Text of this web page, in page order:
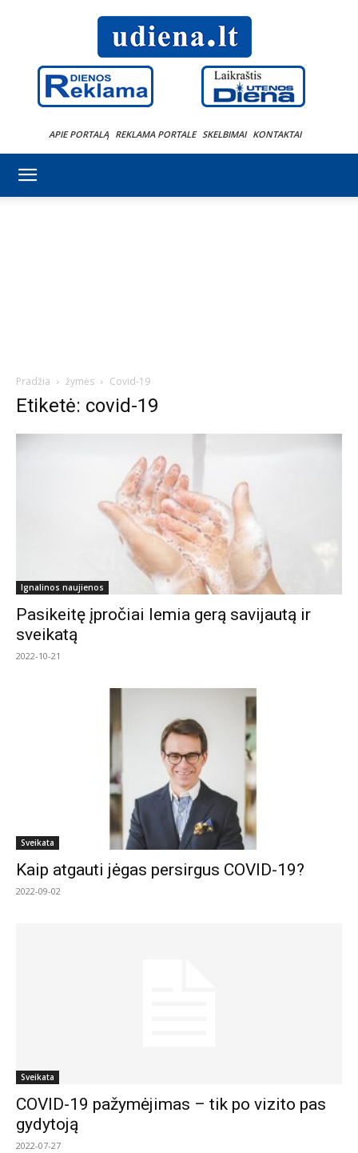
APIE PORTALĄ REKLAMA PORTALE SKELBIMAI KONTAKTAI
Pradžia žymės Covid-19
Etiketė: covid-19
Ignalinos naujienos
Pasikeitę įpročiai lemia gerą savijautą ir
sveikatą
2022-10-21
Sveikata
Kaip atgauti jėgas persirgus COVID-19?
2022-09-02
Sveikata
COVID-19 pažymėjimas – tik po vizito pas
gydytoją
2022-07-27